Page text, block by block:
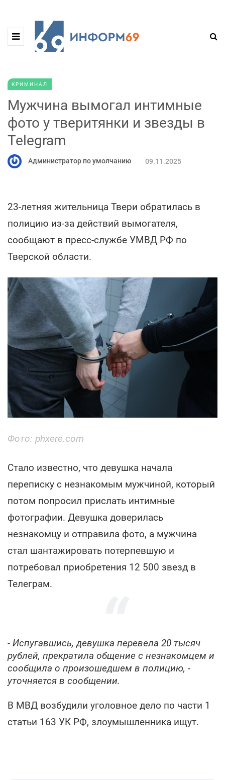
КРИМИНАЛ
Мужчина вымогал интимные
фото у тверитянки и звезды в
Telegram
Администратор по умолчанию 09.11.2025
23-летняя жительница Твери обратилась в
полицию из-за действий вымогателя,
сообщают в пресс-службе УМВД РФ по
Тверской области.
Фото: phxere.com
Стало известно, что девушка начала
переписку с незнакомым мужчиной, который
потом попросил прислать интимные
фотографии. Девушка доверилась
незнакомцу и отправила фото, а мужчина
стал шантажировать потерпевшую и
потребовал приобретения 12 500 звезд в
Телеграм.
- Испугавшись, девушка перевела 20 тысяч
рублей, прекратила общение с незнакомцем и
сообщила о произошедшем в полицию, -
уточняется в сообщении.
В МВД возбудили уголовное дело по части 1
статьи 163 УК РФ, злоумышленника ищут.